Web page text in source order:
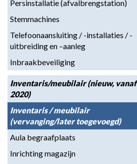
Persinstallatie (afvalbrengstation)
Stemmachines
Telefoonaansluiting / -installaties / -
uitbreiding en –aanleg
Inbraakbeveiliging
Inventaris/meubilair (nieuw, vanaf
2020)
Inventaris / meubilair
(vervanging/later toegevoegd)
Aula begraafplaats
Inrichting magazijn